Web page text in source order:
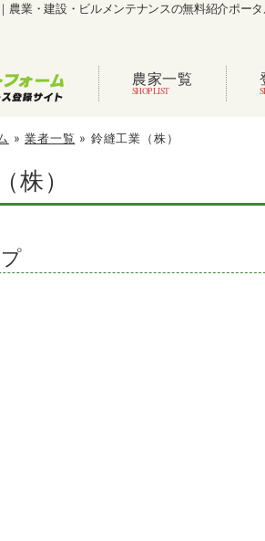
農業・建設・ビルメンテナンスの無料紹介ポー
農家一覧
»業者一覧 » 鈴縫工業（株）
株）